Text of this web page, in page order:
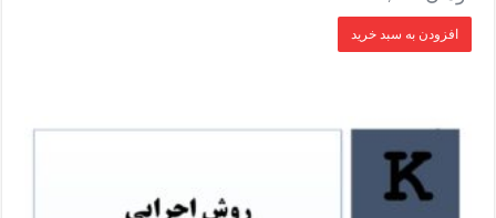
افزودن به سبد خرید